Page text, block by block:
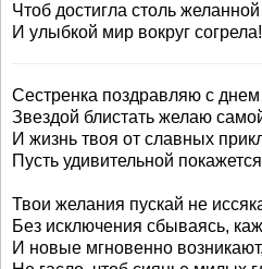
Чтоб достигла столь
И улыбкой мир вокруг согрела!
Сестренка поздравляю с
Звездой блистать желаю
И жизнь твоя от славных
Пусть удивительной
Твои желания пускай не
Без исключения сбываясь,
И новые мгновенно возникают,